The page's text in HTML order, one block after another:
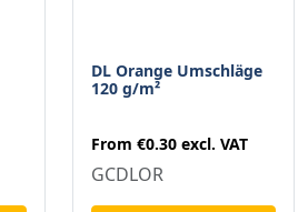
DL Orange Umschläge
120 g/m²
From €0.30 excl. VAT
GCDLOR